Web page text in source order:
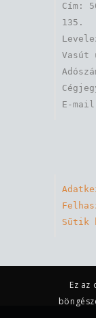
Cím:
135.
Vasút
Sütik
Ez az